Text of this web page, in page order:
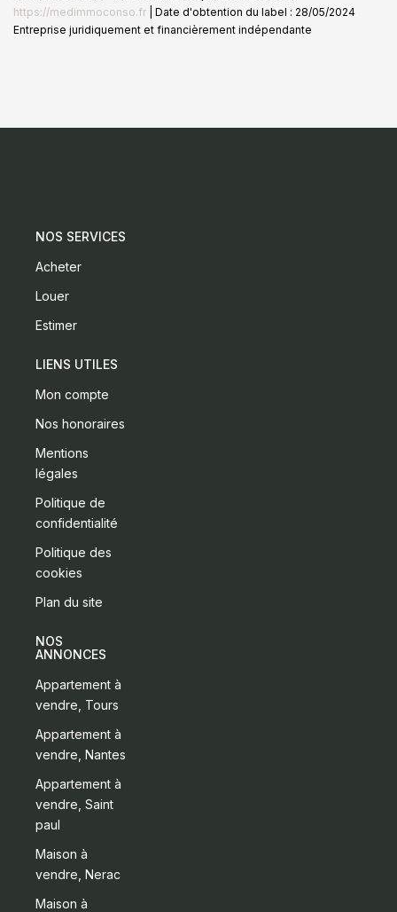
https://medimmoconso.fr | Date d'obtention du label : 28/05/2024
Entreprise juridiquement et financièrement indépendante
NOS SERVICES
Acheter
Louer
Estimer
LIENS UTILES
Mon compte
Nos honoraires
Mentions
légales
Politique de
confidentialité
Politique des
cookies
Plan du site
NOS
ANNONCES
Appartement à
vendre, Tours
Appartement à
vendre, Nantes
Appartement à
vendre, Saint
paul
Maison à
vendre, Nerac
Maison à